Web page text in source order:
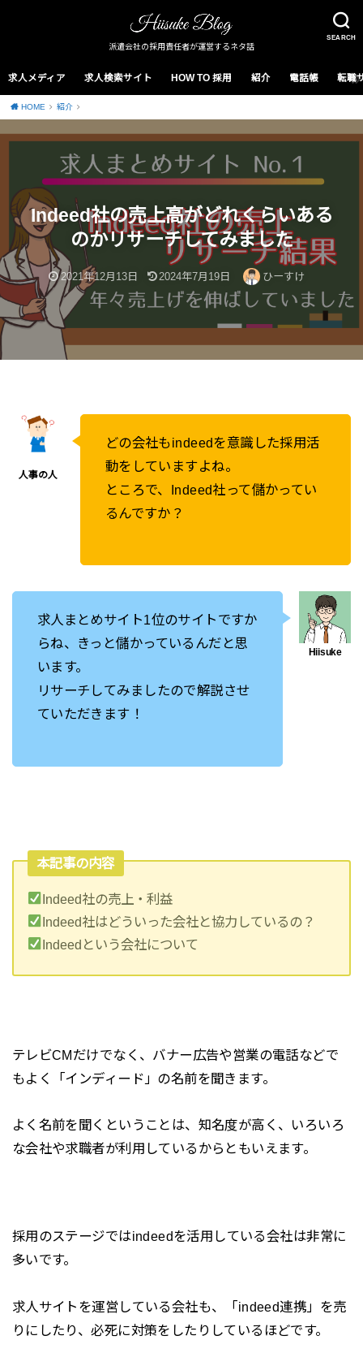
SEARCH
派遣会社の採用責任者が運営するネタ話
求人メディア 求人検索サイト HOW TO 採用 紹介 電話帳 転職
HOME 紹介
Indeed社の売上高がどれくらいある
のかリサーチしてみました
2021年12月13日 2024年7月19日 ひーすけ
どの会社もindeedを意識した採用活
動をしていますよね。
ところで、Indeed社って儲かってい
るんですか？
求人まとめサイト1位のサイトですか
らね、きっと儲かっているんだと思
います。
リサーチしてみましたので解説させ
ていただきます！
本記事の内容
Indeed社の売上・利益
Indeed社はどういった会社と協力しているの？
Indeedという会社について
テレビCMだけでなく、バナー広告や営業の電話などで
もよく「インディード」の名前を聞きます。
よく名前を聞くということは、知名度が高く、いろいろ
な会社や求職者が利用しているからともいえます。
採用のステージではindeedを活用している会社は非常に
多いです。
求人サイトを運営している会社も、「indeed連携」を売
りにしたり、必死に対策をしたりしているほどです。